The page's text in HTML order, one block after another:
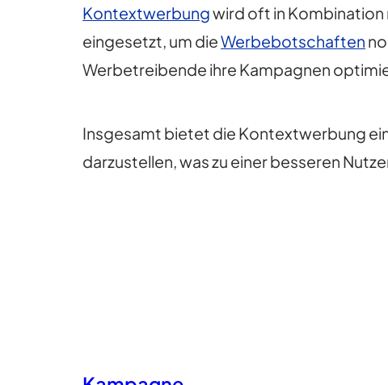
Kontextwerbungwird oft in
eingesetzt, um dieWerbebotschaften
Werbetreibende ihre Kampagnen
Insgesamt bietet die Kontextwerbung
darzustellen, was zu einer besseren